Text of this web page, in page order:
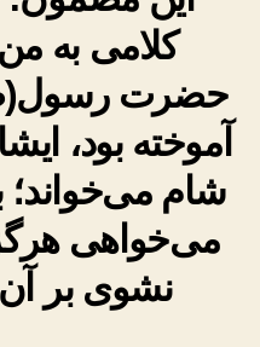
کلامی به
حضرت
آموخته بود،
شام می‌خواند؛
می‌خواهی هرگز
نشوی بر